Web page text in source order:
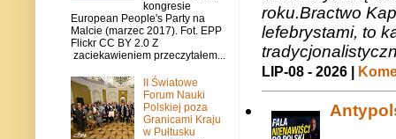
roku.Bractwo
lefebrystami, to
LIP-08 - 2026 |
kongresie
European People's Party na
Malcie (marzec 2017). Fot. EPP
Flickr CC BY 2.0 Z
zaciekawieniem przeczytałem...
II Światowe
Forum Nauki
Polskiej poza
Granicami Kraju
w Pułtusku